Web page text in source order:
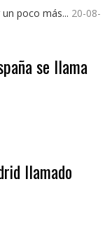
poco más... 20-08-
se llama
llamado